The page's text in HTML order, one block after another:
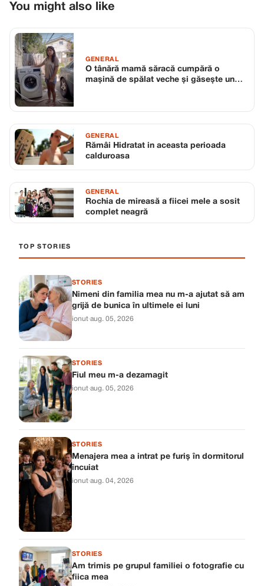
You might also like
GENERAL
O tânără mamă săracă cumpără o
mașină de spălat veche și găsește un
GENERAL
Rămâi Hidratat in aceasta perioada
calduroasa
GENERAL
Rochia de mireasă a fiicei mele a sosit
complet neagră
TOP STORIES
STORIES
Nimeni din familia mea nu m-a ajutat să am
grijă de bunica în ultimele ei luni
ionut·aug. 05, 2026
STORIES
Fiul meu m-a dezamagit
ionut·aug. 05, 2026
STORIES
Menajera mea a intrat pe furiș în dormitorul
încuiat
ionut·aug. 04, 2026
STORIES
Am trimis pe grupul familiei o fotografie cu
fiica mea